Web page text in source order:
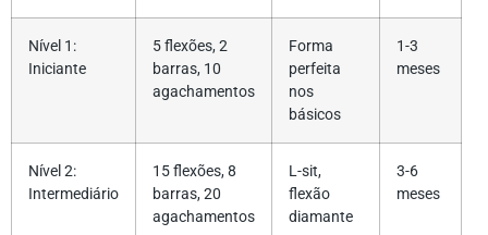
Nível 1:
Iniciante
5 flexões, 2
barras, 10
agachamentos
Forma
perfeita
nos
básicos
1-3
meses
Nível 2:
Intermediário
15 flexões, 8
barras, 20
agachamentos
L-sit,
flexão
diamante
3-6
meses